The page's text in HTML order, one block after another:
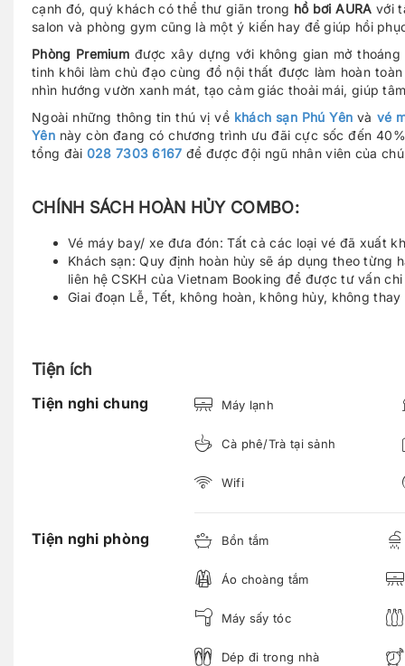
cạnh đó, quý khách có thể thư giãn trong hồ bơi AURA với
salon và phòng gym cũng là một ý kiến hay để giúp hồi
Phòng Premium được xây dựng với không gian mở
tinh khôi làm chủ đạo cùng đồ nội thất được làm hoàn
nhìn hướng vườn xanh mát, tạo cảm giác thoải mái, giúp
Ngoài những thông tin thú vị về khách sạn Phú Yên và vé
Yênnày còn đang có chương trình ưu đãi cực sốc đến
tổng đài 028 7303 6167 để được đội ngũ nhân viên của
CHÍNH SÁCH HOÀN HỦY COMBO:
Vé máy bay/ xe đưa đón: Tất cả các loại vé đã xuất
Khách sạn: Quy định hoàn hủy sẽ áp dụng theo
liên hệ CSKH của Vietnam Booking để được tư vấn
Giai đoạn Lễ, Tết, không hoàn, không hủy, không thay
Tiện ích
Tiện nghi chung Máy lạnh
Cà phê/Trà tại sảnh
Wifi
Tiện nghi phòng Bồn tắm
Áo choàng tắm
Máy sấy tóc
Dép đi trong nhà